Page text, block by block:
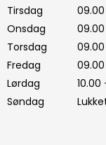
Tirsdag
09.00
Onsdag
09.00
Torsdag
09.00
Fredag
09.00
Lørdag
10.00
Søndag